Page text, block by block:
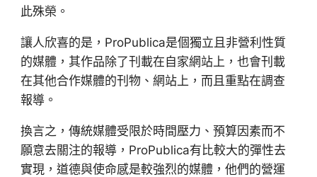
此殊榮。
讓人欣喜的是，ProPublica是個獨立且非營利性質
的媒體，其作品除了刊載在自家網站上，也會刊載
在其他合作媒體的刊物、網站上，而且重點在調查
報導。
換言之，傳統媒體受限於時間壓力、預算因素而不
願意去關注的報導，ProPublica有比較大的彈性去
實現，道德與使命感是較強烈的媒體，他們的營運